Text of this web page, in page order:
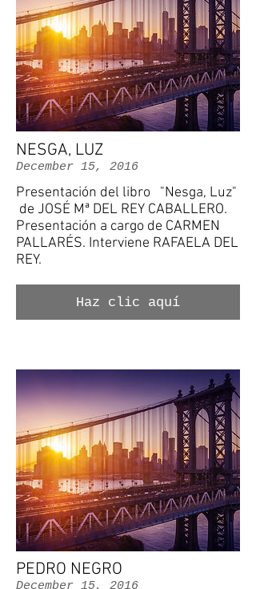
NESGA, LUZ
December 15, 2016
Presentación del libro "Nesga, Luz"
de JOSÉ Mª DEL REY CABALLERO.
Presentación a cargo de CARMEN
PALLARÉS. Interviene RAFAELA DEL
REY.
Haz clic aquí
PEDRO NEGRO